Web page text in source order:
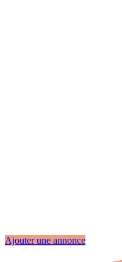
Ajouter une annonce